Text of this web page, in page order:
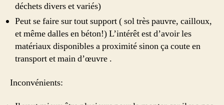
déchets divers et variés)
Peut se faire sur tout support ( sol très pauvre, cailloux,
et même dalles en béton!) L’intérêt est d’avoir les
matériaux disponibles a proximité sinon ça coute en
transport et main d’œuvre .
Inconvénients: